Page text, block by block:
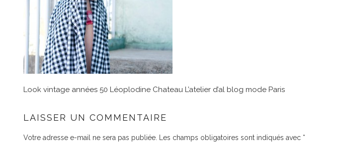
Look vintage années 50 Léoplodine Chateau L’atelier d’al blog mode Paris
LAISSER UN COMMENTAIRE
Votre adresse e-mail ne sera pas publiée. Les champs obligatoires sont indiqués avec *